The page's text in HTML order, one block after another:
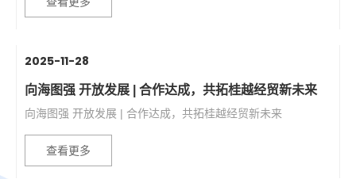
2025-11-28
向海图强 开放发展 | 合作达成，共拓桂越经贸新未来
向海图强 开放发展 | 合作达成，共拓桂越经贸新未来
查看更多